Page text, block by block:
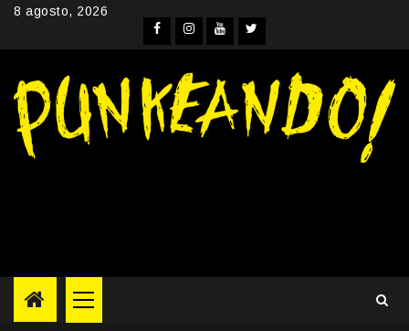
Skip8 agosto, 2026
Facebook
Instagram
YouTube
Twitter
Primary
Menu